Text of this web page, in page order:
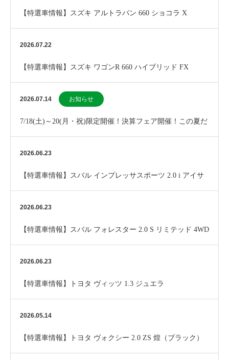
【特選車情報】スズキ アルトラパン 660 ショコラ X
2026.07.22
【特選車情報】スズキ ワゴンR 660 ハイブリッド FX
2026.07.14 お知らせ
7/18(土)～20(月・祝)限定開催！決算フェア開催！この夏だ
けのお買い得チャンス！
2026.06.23
【特選車情報】スバル インプレッサスポーツ 2.0 i アイサ
イト 4WD
2026.06.23
【特選車情報】スバル フォレスター 2.0 S リミテッド 4WD
2026.06.23
【特選車情報】トヨタ ヴィッツ 1.3 ジュエラ
2026.05.14
【特選車情報】トヨタ ヴォクシー 2.0 ZS 煌（ブラック）